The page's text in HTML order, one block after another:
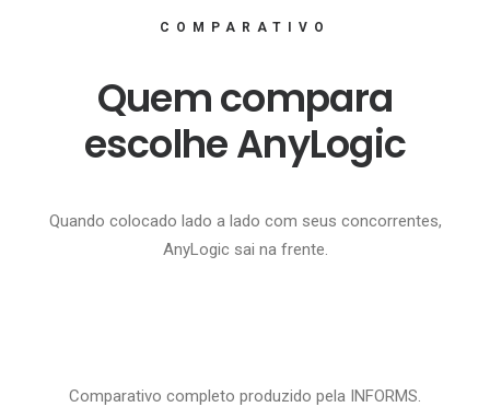
COMPARATIVO
Quem compara
escolhe AnyLogic
Quando colocado lado a lado com seus concorrentes,
AnyLogic sai na frente.
Comparativo completo produzido pela INFORMS.